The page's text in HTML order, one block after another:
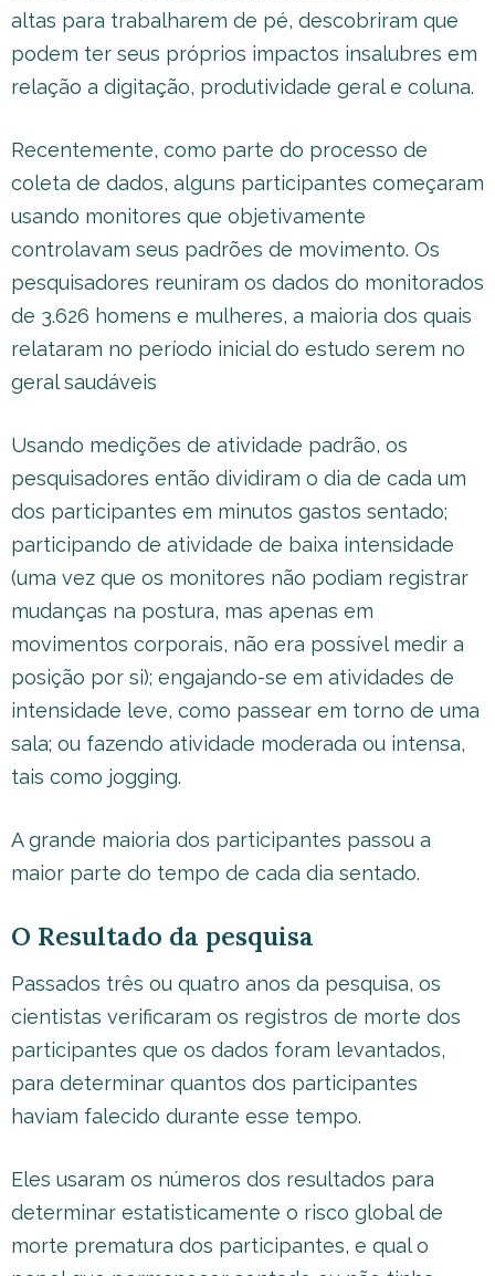
altas para trabalharem de pé, descobriram que
podem ter seus próprios impactos insalubres em
relação a digitação, produtividade geral e coluna.
Recentemente, como parte do processo de
coleta de dados, alguns participantes começaram
usando monitores que objetivamente
controlavam seus padrões de movimento. Os
pesquisadores reuniram os dados do monitorados
de 3.626 homens e mulheres, a maioria dos quais
relataram no período inicial do estudo serem no
geral saudáveis
Usando medições de atividade padrão, os
pesquisadores então dividiram o dia de cada um
dos participantes em minutos gastos sentado;
participando de atividade de baixa intensidade
(uma vez que os monitores não podiam registrar
mudanças na postura, mas apenas em
movimentos corporais, não era possível medir a
posição por si); engajando-se em atividades de
intensidade leve, como passear em torno de uma
sala; ou fazendo atividade moderada ou intensa,
tais como jogging.
A grande maioria dos participantes passou a
maior parte do tempo de cada dia sentado.
O Resultado da pesquisa
Passados três ou quatro anos da pesquisa, os
cientistas verificaram os registros de morte dos
participantes que os dados foram levantados,
para determinar quantos dos participantes
haviam falecido durante esse tempo.
Eles usaram os números dos resultados para
determinar estatisticamente o risco global de
morte prematura dos participantes, e qual o